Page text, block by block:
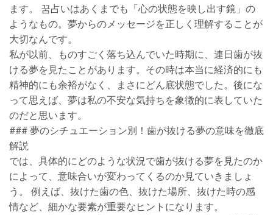
ます。 꿈占いはあくまでも「心の状態を映し出す鏡」の
ようなもの。夢からのメッセージを正しく理解することが
大切なんです。
私が以前、ものすごく落ち込んでいた時期に、連日歯が抜
ける夢を見たことがあります。その時は本当に経済的にも
精神的にも余裕がなく、まさにどん底状態でした。後にな
って思えば、夢は私の不安な気持ちを象徴的に表していた
のだと思います。
### 夢のシチュエーション別！歯が抜ける夢の意味を徹底
解説
では、具体的にどのような状況で歯が抜ける夢を見たのか
によって、意味合いが変わってくるのか見ていきましょ
う。 例えば、抜けた歯の色、抜けた場所、抜けた時の感
情など、細かな要素が重要なヒントになります。